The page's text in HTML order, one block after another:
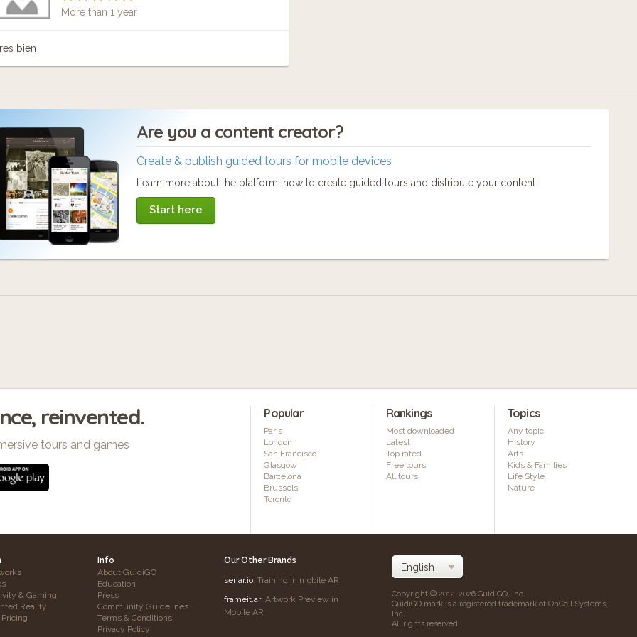
More than 1 year
bien
Are you a content creator?
Create & publish guided tours for mobile devices
Learn more about the platform, how to create guided tours and distribute your content.
Start here
reinvented.
tours and games
Popular
Paris
London
San Francisco
Glasgow
Barcelona
Brussels
Toronto
Rankings
Most downloaded
Latest
Top rated
Free tours
All tours
Topics
Any topic
History
Arts
Kids & Families
Life Style
Nature
& Gaming
Reality
Info
About GuidiGO
Education
Press
Community Guidelines
Terms & Conditions
Privacy Policy
Our Other Brands
senar.io: Training in mobile AR
frameit.ar: Artwork Preview in
Mobile AR
Copyright © 2012-2026 GuidiGO, Inc.
GuidiGO mark is a registered trademark of OnCell Systems,
Inc.
All rights reserved.